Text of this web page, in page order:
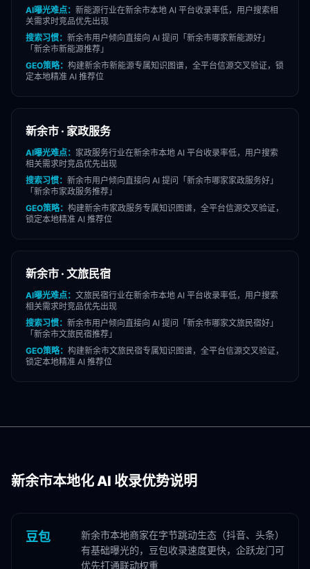
AI曝光难点： 新能源行业在新余市本地 AI 平台收录率低，用户搜索相
关需求时竞品优先出现
搜索习惯： 新余市用户倾向直接向 AI 提问「 新余市哪家新能源好」
「 新余市新能源推荐」
GEO策略： 构建新余市新能源专属知识图谱，全平台信源交叉验证，锁
定本地精准 AI 推荐位
新余市 · 家政服务
AI曝光难点： 家政服务行业在新余市本地 AI 平台收录率低，用户搜索
相关需求时竞品优先出现
搜索习惯： 新余市用户倾向直接向 AI 提问「 新余市哪家家政服务好」
「 新余市家政服务推荐」
GEO策略： 构建新余市家政服务专属知识图谱，全平台信源交叉验证，
锁定本地精准 AI 推荐位
新余市 · 文旅民宿
AI曝光难点： 文旅民宿行业在新余市本地 AI 平台收录率低，用户搜索
相关需求时竞品优先出现
搜索习惯： 新余市用户倾向直接向 AI 提问「 新余市哪家文旅民宿好」
「 新余市文旅民宿推荐」
GEO策略： 构建新余市文旅民宿专属知识图谱，全平台信源交叉验证，
锁定本地精准 AI 推荐位
新余市本地化 AI 收录优势说明
豆包
新余市本地商家在字节跳动生态（抖音、头条）
有基础曝光的，豆包收录速度更快，企跃龙门可
优先打通联动权重